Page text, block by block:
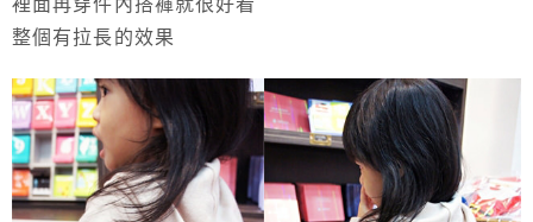
裡面再穿件內搭褲就很好看
整個有拉長的效果